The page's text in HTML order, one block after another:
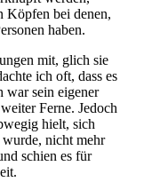
Köpfen bei denen,
haben.
mit, glich sie
ich oft, dass es
war sein eigener
Ferne. Jedoch
hielt, sich
wurde, nicht mehr
schien es für